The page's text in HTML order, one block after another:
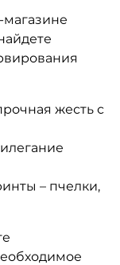
жесть с
– пчелки,